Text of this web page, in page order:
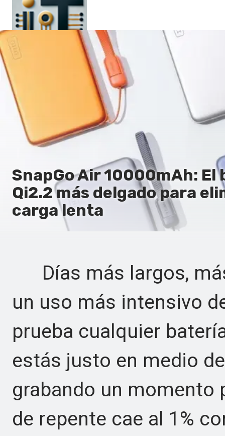
It
SnapGo Air 10000mAh:
Qi2.2 más delgado para
carga lenta
Días más largos,
un uso más intensivo
prueba cualquier
estás justo en medio
grabando un momento
de repente cae al 1%